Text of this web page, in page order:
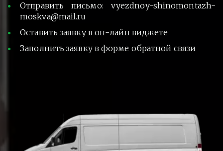
Отправить письмо: vyezdnoy-shinomontazh-
moskva@mail.ru
Оставить заявку в он-лайн виджете
Заполнить заявку в форме обратной связи